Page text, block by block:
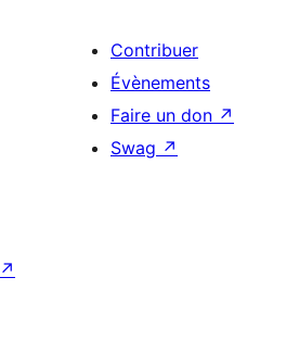
Contribuer
Évènements
Faire un don ↗
Swag ↗
↗